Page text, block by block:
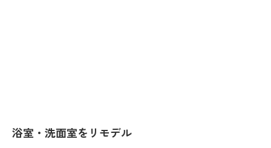
浴室・洗面室をリモデル